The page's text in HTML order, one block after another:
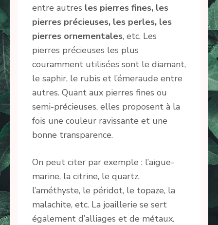
entre autres les pierres fines, les
pierres précieuses, les perles, les
pierres ornementales, etc. Les
pierres précieuses les plus
couramment utilisées sont le diamant,
le saphir, le rubis et l’émeraude entre
autres. Quant aux pierres fines ou
semi-précieuses, elles proposent à la
fois une couleur ravissante et une
bonne transparence.
On peut citer par exemple : l’aigue-
marine, la citrine, le quartz,
l’améthyste, le péridot, le topaze, la
malachite, etc. La joaillerie se sert
également d’alliages et de métaux.